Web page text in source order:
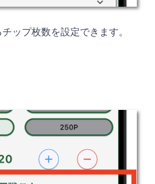
ップ枚数を設定できます。